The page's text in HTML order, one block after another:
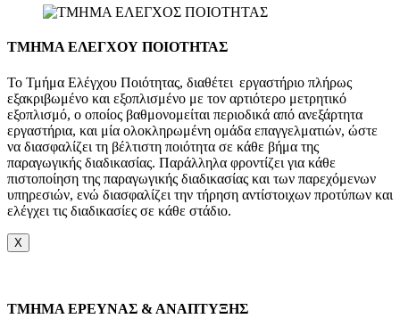
ΤΜΗΜΑ ΕΛΕΓΧΟΥ ΠΟΙΟΤΗΤΑΣ
Το Τμήμα Ελέγχου Ποιότητας, διαθέτει εργαστήριο πλήρως
εξακριβωμένο και εξοπλισμένο με τον αρτιότερο μετρητικό
εξοπλισμό, ο οποίος βαθμονομείται περιοδικά από ανεξάρτητα
εργαστήρια, και μία ολοκληρωμένη ομάδα επαγγελματιών, ώστε
να διασφαλίζει τη βέλτιστη ποιότητα σε κάθε βήμα της
παραγωγικής διαδικασίας. Παράλληλα φροντίζει για κάθε
πιστοποίηση της παραγωγικής διαδικασίας και των παρεχόμενων
υπηρεσιών, ενώ διασφαλίζει την τήρηση αντίστοιχων προτύπων και
ελέγχει τις διαδικασίες σε κάθε στάδιο.
X
TMHMA ΕΡΕΥΝΑΣ & ΑΝΑΠΤΥΞΗΣ